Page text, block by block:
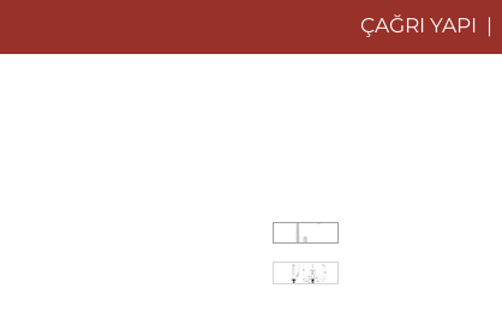
ÇAĞRI YAPI |